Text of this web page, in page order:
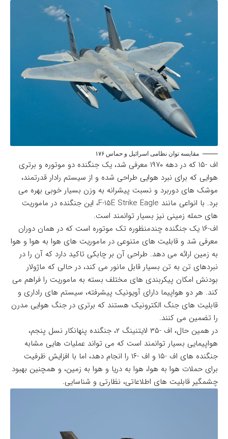
مقایسه توان نظامی اسرائیل و حماس ۱۷۶
اف -۱۵ که در دهه ۱۹۷۰ معرفی شد، یک جنگنده دو موتوره و برتری
هوایی که برای نبرد هوایی طراحی شده و از سیستم رادار قدرتمند،
موشک های دوربرد و نسبت پیشرانه به وزن بسیار خوبی بهره می
برد. با انواعی مانند F-15E Strike Eagle، این جنگنده در ماموریت
های حمله زمینی نیز بسیار توانمند است.
اف-۱۶ یک جنگنده چندمنظوره تک موتوره است که در همان دوران
معرفی شد و قابلیت های متنوعی در ماموریت های هوا به هوا و هوا
به زمین ارائه می دهد. طراحی آن بر چابکی تاکید دارد که آن را در
نبردهای تن به تن بسیار قابل مانور می کند، در حالی که ماژولار
بودنش امکان پیکربندی های مختلف بسته به ماموریت را فراهم می
کند. هر دو هواپیما دارای آویونیک پیشرفته، سیستم های راداری و
قابلیت های جنگ الکترونیک هستند که برتری در جنگ هوایی مدرن
را تضمین می کنند.
در همین حال، اف -۳۵ لایتنینگ ۲، جنگنده پنهانکار نسل پنجم،
هواپیمایی بسیار توانمند است که می تواند عملیات هایی مشابه
جنگنده های اف -۱۵ و اف -۱۶ را انجام دهد، اما با افزایش ظرفیت
برای حملات هوا به هوا، هوا به دریا و هوا به زمین، و همچنین بهبود
چشمگیر قابلیت های اطلاعاتی، نظارتی و شناسایی.